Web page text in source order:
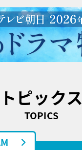
トピックス
TOPICS